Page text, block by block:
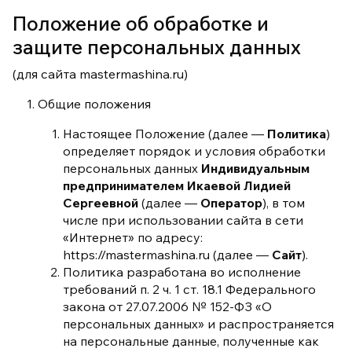
Положение об обработке и
защите персональных данных
(для сайта mastermashina.ru)
Общие положения
Настоящее Положение (далее — Политика)
определяет порядок и условия обработки
персональных данных Индивидуальным
предпринимателем Икаевой Лидией
Сергеевной (далее — Оператор), в том
числе при использовании сайта в сети
«Интернет» по адресу:
https://mastermashina.ru (далее — Сайт).
Политика разработана во исполнение
требований п. 2 ч. 1 ст. 18.1 Федерального
закона от 27.07.2006 № 152-ФЗ «О
персональных данных» и распространяется
на персональные данные, полученные как